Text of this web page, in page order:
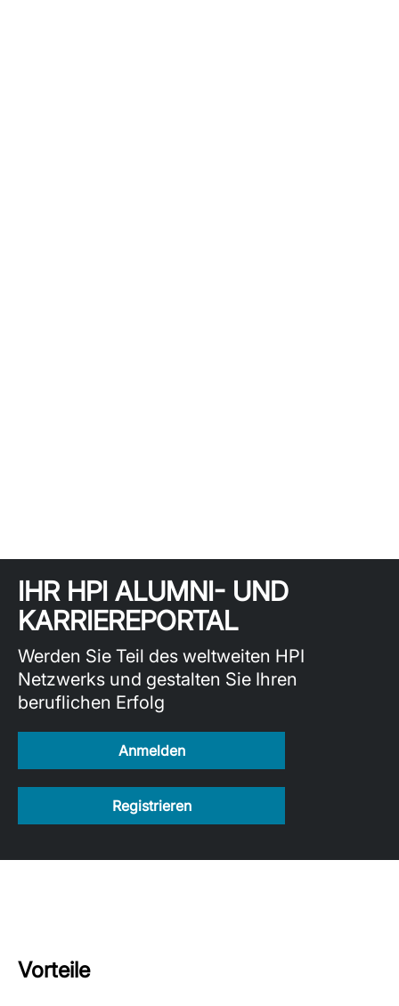
IHR HPI ALUMNI- UND
KARRIEREPORTAL
Werden Sie Teil des weltweiten HPI
Netzwerks und gestalten Sie Ihren
beruflichen Erfolg
Anmelden
Registrieren
Vorteile